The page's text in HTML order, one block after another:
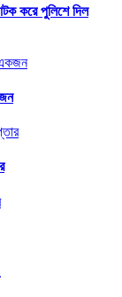
করে পুলিশে দিল